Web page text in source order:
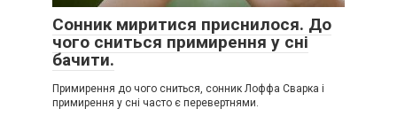
Сонник миритися приснилося. До
чого сниться примирення у сні
бачити.
Примирення до чого сниться, сонник Лоффа Сварка і
примирення у сні часто є перевертнями.